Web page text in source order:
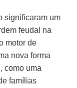
significaram um
feudal na
motor de
nova forma
como uma
famílias